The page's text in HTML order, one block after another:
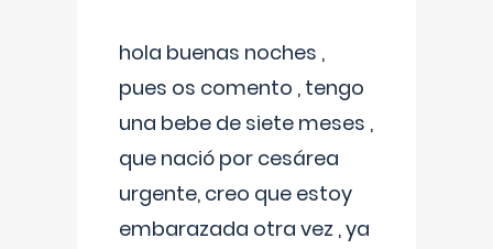
hola buenas noches ,
pues os comento , tengo
una bebe de siete meses ,
que nació por cesárea
urgente, creo que estoy
embarazada otra vez , ya